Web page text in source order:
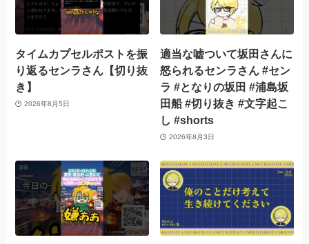
タイムカプセルポストを振
り返るセンラさん【切り抜
き】
2026年8月5日
適当な嘘ついて坂田さんに
怒られるセンラさん #セン
ラ #となりの坂田 #浦島坂
田船 #切り抜き #文字起こ
し #shorts
2026年8月3日